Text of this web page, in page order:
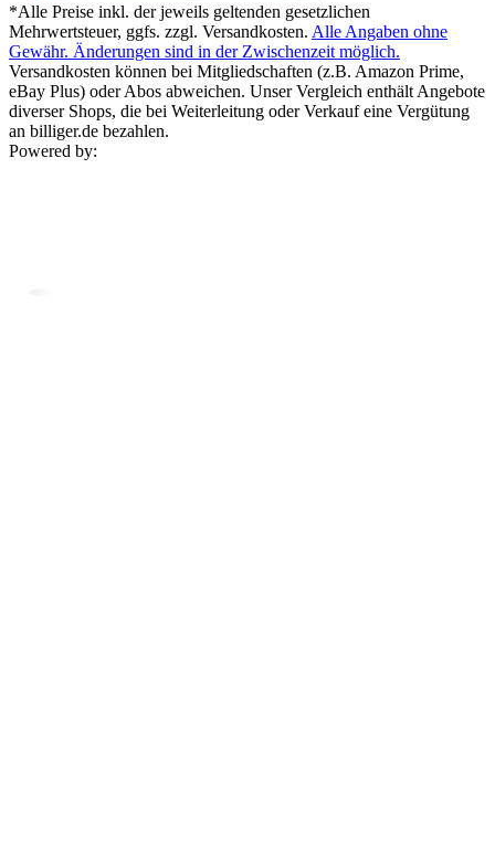
*Alle Preise inkl. der jeweils geltenden gesetzlichen
Mehrwertsteuer, ggfs. zzgl. Versandkosten. Alle Angaben ohne
Gewähr. Änderungen sind in der Zwischenzeit möglich.
Versandkosten können bei Mitgliedschaften (z.B. Amazon Prime,
eBay Plus) oder Abos abweichen. Unser Vergleich enthält Angebote
diverser Shops, die bei Weiterleitung oder Verkauf eine Vergütung
an billiger.de bezahlen.
Powered by: